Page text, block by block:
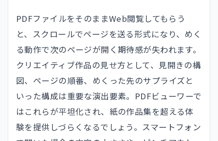
PDFファイルをそのままWeb閲覧してもらう
と、スクロールでページを送る形式になり、めく
る動作で次のページが開く期待感が失われます。
クリエイティブ作品の見せ方として、見開きの構
図、ページの順番、めくった先のサプライズと
いった構成は重要な演出要素。PDFビューワーで
はこれらが平坦化され、紙の作品集を超える体
験を提供しづらくなるでしょう。スマートフォン